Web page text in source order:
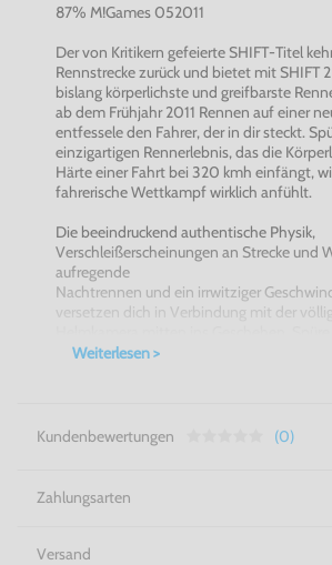
87% M!Games 052011
Der von Kritikern gefeierte SHIFT-Titel
Rennstrecke zurück und bietet mit SHIFT
bislang körperlichste und greifbarste
ab dem Frühjahr 2011 Rennen auf einer
entfessele den Fahrer, der in dir steckt.
einzigartigen Rennerlebnis, das die
Härte einer Fahrt bei 320 kmh einfängt,
fahrerische Wettkampf wirklich anfühlt.
Die beeindruckend authentische Physik,
Verschleißerscheinungen an Strecke und
aufregende
Nachtrennen und ein irrwitziger
versetzen dich in Verbindung mit der
jede
SHIFT 2 Unleashed setzt den Maßstab für
Rennspiele und vermittelt die Spannung
Renntages in einem bahnbrechend
Rennerlebnis.
FEATURES:
Weiterlesen >
Kundenbewertungen (0)
Zahlungsarten
Versand